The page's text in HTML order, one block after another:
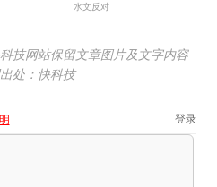
水文反对
技网站保留文章图片及文字内容
处：快科技
登录